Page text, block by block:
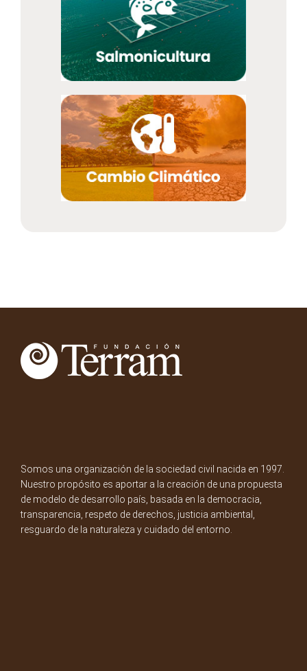
Somos una organización de la sociedad civil nacida en 1997.
Nuestro propósito es aportar a la creación de una propuesta
de modelo de desarrollo país, basada en la democracia,
transparencia, respeto de derechos, justicia ambiental,
resguardo de la naturaleza y cuidado del entorno.